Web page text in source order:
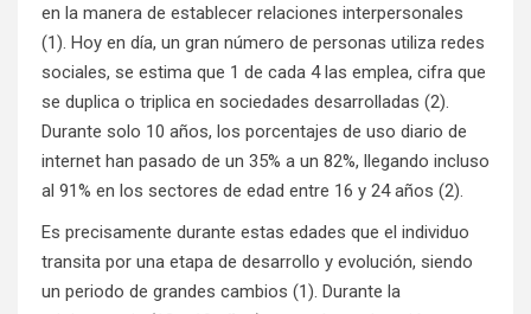
en la manera de establecer relaciones interpersonales
(1). Hoy en día, un gran número de personas utiliza redes
sociales, se estima que 1 de cada 4 las emplea, cifra que
se duplica o triplica en sociedades desarrolladas (2).
Durante solo 10 años, los porcentajes de uso diario de
internet han pasado de un 35% a un 82%, llegando incluso
al 91% en los sectores de edad entre 16 y 24 años (2).
Es precisamente durante estas edades que el individuo
transita por una etapa de desarrollo y evolución, siendo
un periodo de grandes cambios (1). Durante la